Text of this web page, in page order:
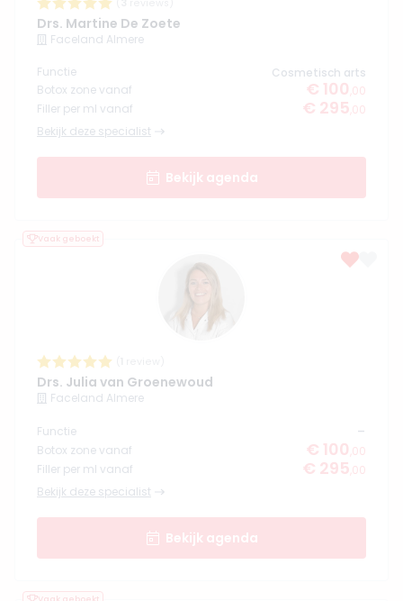
Drs. Martine De Zoete
Faceland Almere
Functie
Cosmetisch arts
Botox zone vanaf
€ 100 ,00
Filler per ml vanaf
€ 295 ,00
Bekijk deze specialist
Bekijk agenda
Vaak geboekt
Drs. Julia van Groenewoud
Faceland Almere
Functie -
Botox zone vanaf € 100 ,00
Filler per ml vanaf
€ 295 ,00
Bekijk deze specialist
Bekijk agenda
Vaak geboekt